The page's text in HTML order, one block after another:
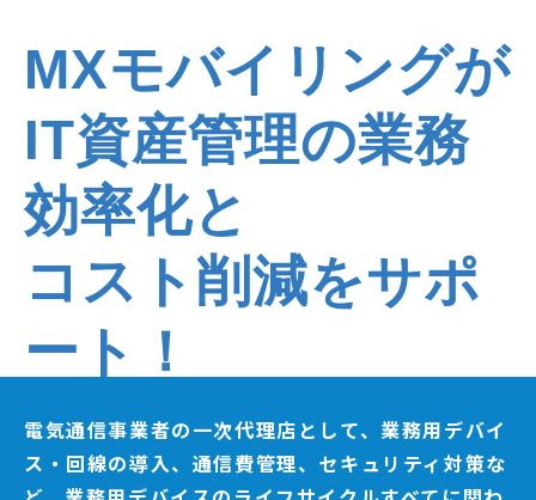
MXモバイリングが
IT資産管理の業務
効率化と
コスト削減をサポ
ート！
電気通信事業者の一次代理店として、業務用デバイ
ス・回線の導入、通信費管理、セキュリティ対策な